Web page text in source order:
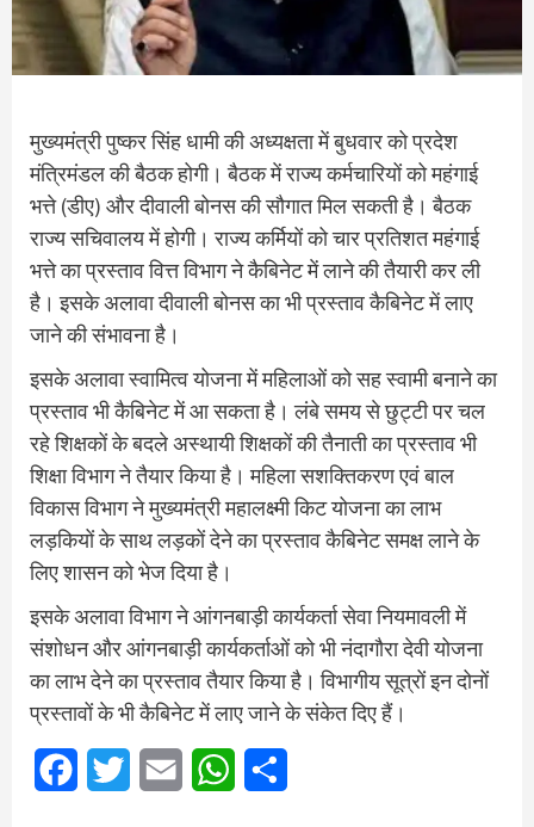
मुख्यमंत्री पुष्कर सिंह धामी की अध्यक्षता में बुधवार को प्रदेश
मंत्रिमंडल की बैठक होगी। बैठक में राज्य कर्मचारियों को महंगाई
भत्ते (डीए) और दीवाली बोनस की सौगात मिल सकती है। बैठक
राज्य सचिवालय में होगी। राज्य कर्मियों को चार प्रतिशत महंगाई
भत्ते का प्रस्ताव वित्त विभाग ने कैबिनेट में लाने की तैयारी कर ली
है। इसके अलावा दीवाली बोनस का भी प्रस्ताव कैबिनेट में लाए
जाने की संभावना है।
इसके अलावा स्वामित्व योजना में महिलाओं को सह स्वामी बनाने का
प्रस्ताव भी कैबिनेट में आ सकता है। लंबे समय से छुट्टी पर चल
रहे शिक्षकों के बदले अस्थायी शिक्षकों की तैनाती का प्रस्ताव भी
शिक्षा विभाग ने तैयार किया है। महिला सशक्तिकरण एवं बाल
विकास विभाग ने मुख्यमंत्री महालक्ष्मी किट योजना का लाभ
लड़कियों के साथ लड़कों देने का प्रस्ताव कैबिनेट समक्ष लाने के
लिए शासन को भेज दिया है।
इसके अलावा विभाग ने आंगनबाड़ी कार्यकर्ता सेवा नियमावली में
संशोधन और आंगनबाड़ी कार्यकर्ताओं को भी नंदागौरा देवी योजना
का लाभ देने का प्रस्ताव तैयार किया है। विभागीय सूत्रों इन दोनों
प्रस्तावों के भी कैबिनेट में लाए जाने के संकेत दिए हैं।
FacebookTwitter Email WhatsApp